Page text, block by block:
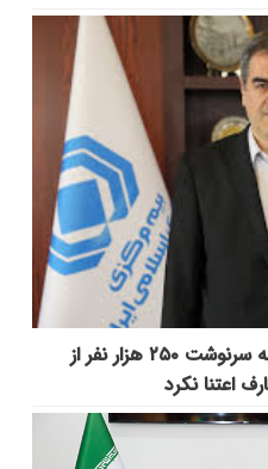
نمی‌توان نسبت به سرنوشت ۲۵۰ هزار نفر از
اعتنا نکرد